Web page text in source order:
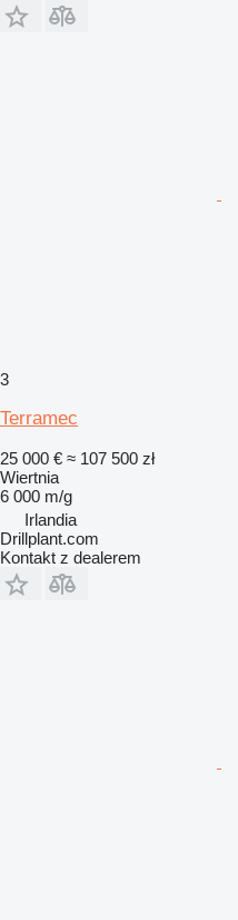
3
Terramec
25 000 € ≈ 107 500 zł
Wiertnia
6 000 m/g
Irlandia
Drillplant.com
Kontakt z dealerem